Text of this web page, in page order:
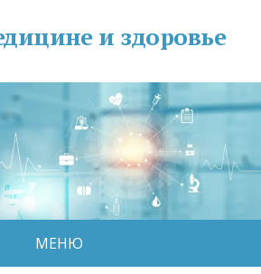
и здоровье
МЕНЮ